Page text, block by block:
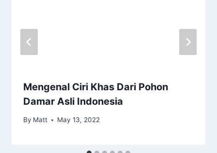
Mengenal Ciri Khas Dari Pohon
Damar Asli Indonesia
By Matt May 13, 2022